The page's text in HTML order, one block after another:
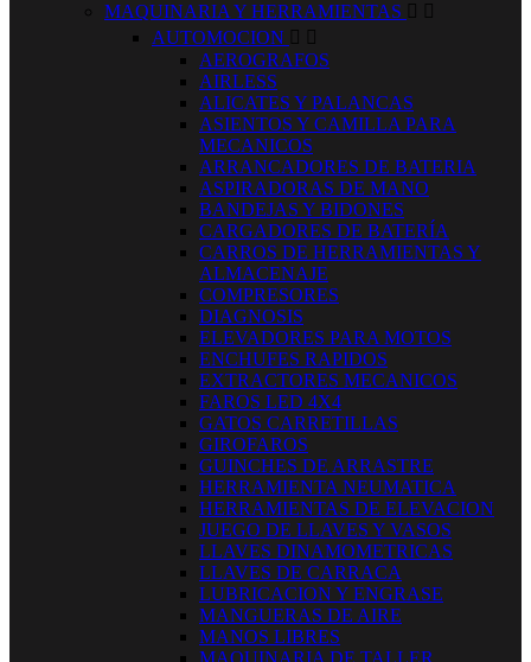
MAQUINARIA Y HERRAMIENTAS  
AUTOMOCION  
AEROGRAFOS
AIRLESS
ALICATES Y PALANCAS
ASIENTOS Y CAMILLA PARA
MECANICOS
ARRANCADORES DE BATERIA
ASPIRADORAS DE MANO
BANDEJAS Y BIDONES
CARGADORES DE BATERÍA
CARROS DE HERRAMIENTAS Y
ALMACENAJE
COMPRESORES
DIAGNOSIS
ELEVADORES PARA MOTOS
ENCHUFES RAPIDOS
EXTRACTORES MECANICOS
FAROS LED 4X4
GATOS CARRETILLAS
GIROFAROS
GUINCHES DE ARRASTRE
HERRAMIENTA NEUMATICA
HERRAMIENTAS DE ELEVACION
JUEGO DE LLAVES Y VASOS
LLAVES DINAMOMETRICAS
LLAVES DE CARRACA
LUBRICACION Y ENGRASE
MANGUERAS DE AIRE
MANOS LIBRES
MAQUINARIA DE TALLER